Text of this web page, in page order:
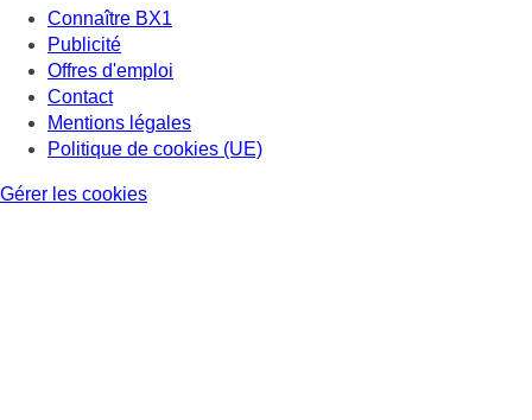
Connaître BX1
Publicité
Offres d'emploi
Contact
Mentions légales
Politique de cookies (UE)
Gérer les cookies